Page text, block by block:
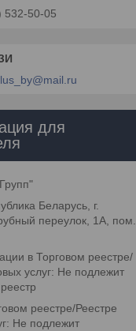
532-50-05
для
Беларусь, г.
переулок, 1А, пом.
в Торговом реестре/
услуг: Не подлежит
реестре/Реестре
Не подлежит